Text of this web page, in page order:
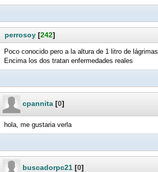
perrosoy [242]
Poco conocido pero a la altura de 1 litro de lágrimas
Encima los dos tratan enfermedades reales
cpannita [0]
hola, me gustaria verla
buscadorpc21 [0]